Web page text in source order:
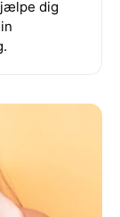
dig